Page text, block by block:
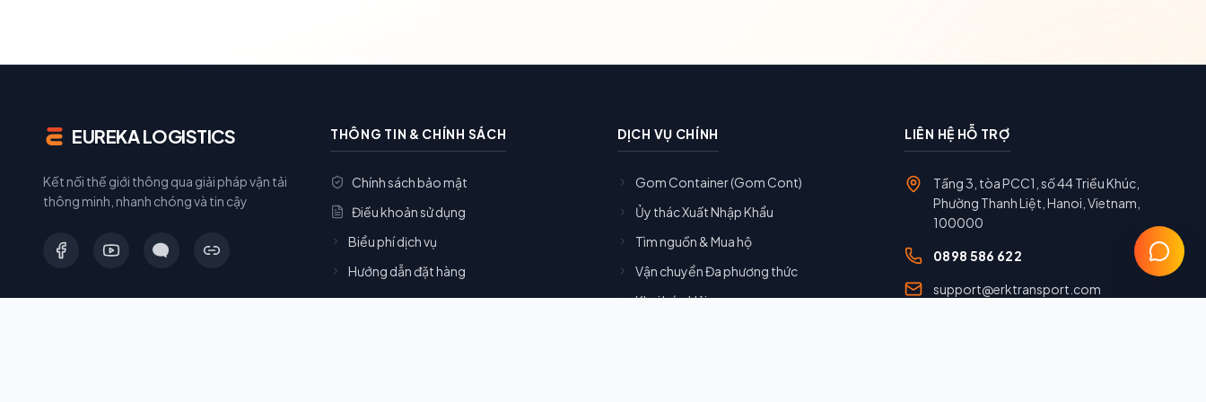
EUREKA LOGISTICS
Kết nối thế giới thông qua giải pháp vận tải
thông minh, nhanh chóng và tin cậy
THÔNG TIN & CHÍNH SÁCH
Chính sách bảo mật
Điều khoản sử dụng
Biểu phí dịch vụ
Hướng dẫn đặt hàng
DỊCH VỤ CHÍNH
Gom Container (Gom Cont)
Ủy thác Xuất Nhập Khẩu
Tìm nguồn & Mua hộ
Vận chuyển Đa phương thức
Khai báo Hải quan
LIÊN HỆ HỖ TRỢ
Tầng 3, tòa PCC1, số 44 Triều Khúc,
Phường Thanh Liệt, Hanoi, Vietnam,
100000
0898 586 622
support@erktransport.com